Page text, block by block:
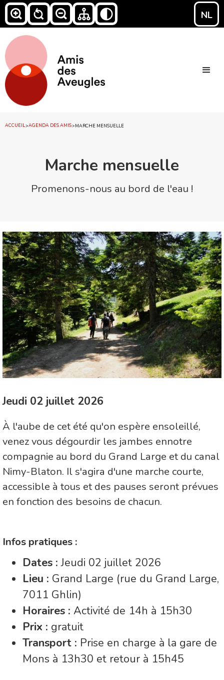
NL
ACCUEIL>AGENDA DES AMIS>MARCHE MENSUELLE
Marche mensuelle
Promenons-nous au bord de l'eau !
Jeudi 02 juillet 2026
À l'aube de cet été qu'on espère ensoleillé,
venez vous dégourdir les jambes ennotre
compagnie au bord du Grand Large et du canal
Nimy-Blaton. Il s'agira d'une marche courte,
accessible à tous et des pauses seront prévues
en fonction des besoins de chacun.
Infos pratiques :
Dates :Jeudi 02 juillet 2026
Lieu : Grand Large (rue du Grand Large,
7011 Ghlin)
Horaires : Activité de 14h à 15h30
Prix : gratuit
Transport : Prise en charge à la gare de
Mons à 13h30 et retour à 15h45